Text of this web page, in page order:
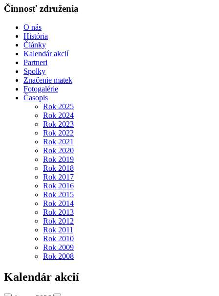
Činnosť združenia
O nás
História
Články
Kalendár akcií
Partneri
Spolky
Značenie matek
Fotogalérie
Časopis
Rok 2025
Rok 2024
Rok 2023
Rok 2022
Rok 2021
Rok 2020
Rok 2019
Rok 2018
Rok 2017
Rok 2016
Rok 2015
Rok 2014
Rok 2013
Rok 2012
Rok 2011
Rok 2010
Rok 2009
Rok 2008
Kalendár akcií